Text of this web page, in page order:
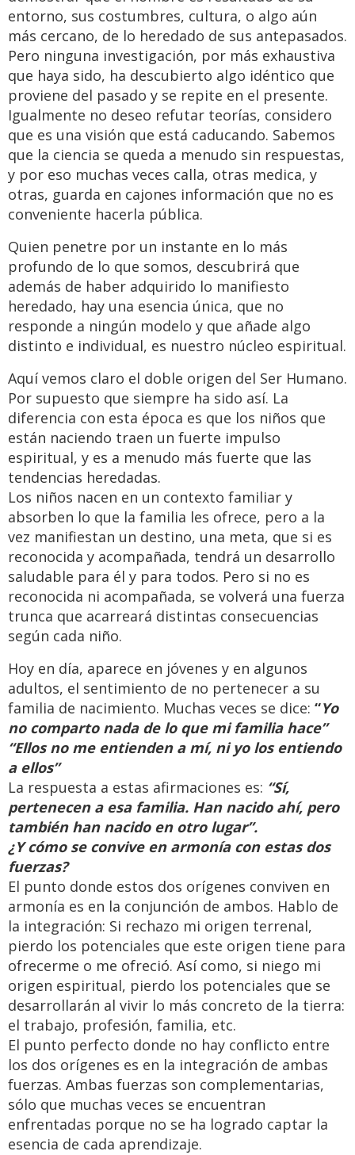
entorno, sus costumbres, cultura, o algo aún
más cercano, de lo heredado de sus antepasados.
Pero ninguna investigación, por más exhaustiva
que haya sido, ha descubierto algo idéntico que
proviene del pasado y se repite en el presente.
Igualmente no deseo refutar teorías, considero
que es una visión que está caducando. Sabemos
que la ciencia se queda a menudo sin respuestas,
y por eso muchas veces calla, otras medica, y
otras, guarda en cajones información que no es
conveniente hacerla pública.
Quien penetre por un instante en lo más
profundo de lo que somos, descubrirá que
además de haber adquirido lo manifiesto
heredado, hay una esencia única, que no
responde a ningún modelo y que añade algo
distinto e individual, es nuestro núcleo espiritual.
Aquí vemos claro el doble origen del Ser Humano.
Por supuesto que siempre ha sido así. La
diferencia con esta época es que los niños que
están naciendo traen un fuerte impulso
espiritual, y es a menudo más fuerte que las
tendencias heredadas.
Los niños nacen en un contexto familiar y
absorben lo que la familia les ofrece, pero a la
vez manifiestan un destino, una meta, que si es
reconocida y acompañada, tendrá un desarrollo
saludable para él y para todos. Pero si no es
reconocida ni acompañada, se volverá una fuerza
trunca que acarreará distintas consecuencias
según cada niño.
Hoy en día, aparece en jóvenes y en algunos
adultos, el sentimiento de no pertenecer a su
familia de nacimiento. Muchas veces se dice: “Yo
no comparto nada de lo que mi familia hace”
“Ellos no me entienden a mí, ni yo los entiendo
a ellos”
La respuesta a estas afirmaciones es: “Sí,
pertenecen a esa familia. Han nacido ahí, pero
también han nacido en otro lugar”.
¿Y cómo se convive en armonía con estas dos
fuerzas?
El punto donde estos dos orígenes conviven en
armonía es en la conjunción de ambos. Hablo de
la integración: Si rechazo mi origen terrenal,
pierdo los potenciales que este origen tiene para
ofrecerme o me ofreció. Así como, si niego mi
origen espiritual, pierdo los potenciales que se
desarrollarán al vivir lo más concreto de la tierra:
el trabajo, profesión, familia, etc.
El punto perfecto donde no hay conflicto entre
los dos orígenes es en la integración de ambas
fuerzas. Ambas fuerzas son complementarias,
sólo que muchas veces se encuentran
enfrentadas porque no se ha logrado captar la
esencia de cada aprendizaje.